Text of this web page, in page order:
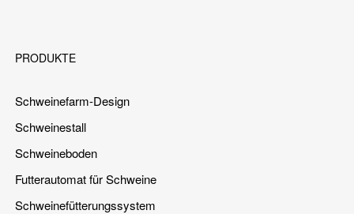
PRODUKTE
Schweinefarm-Design
Schweinestall
Schweineboden
Futterautomat für Schweine
Schweinefütterungssystem